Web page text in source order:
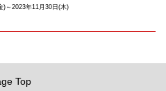
)～2023年11月30日(木)
Top